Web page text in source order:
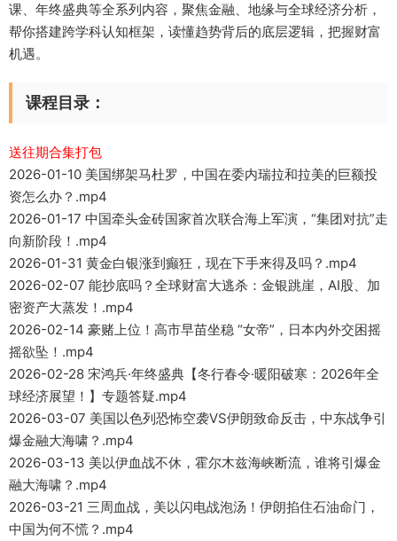
课、年终盛典等全系列内容，聚焦金融、地缘与全球经济分析，
帮你搭建跨学科认知框架，读懂趋势背后的底层逻辑，把握财富
机遇。
课程目录：
送往期合集打包
2026-01-10 美国绑架马杜罗，中国在委内瑞拉和拉美的巨额投
资怎么办？.mp4
2026-01-17 中国牵头金砖国家首次联合海上军演，“集团对抗”走
向新阶段！.mp4
2026-01-31 黄金白银涨到癫狂，现在下手来得及吗？.mp4
2026-02-07 能抄底吗？全球财富大逃杀：金银跳崖，AI股、加
密资产大蒸发！.mp4
2026-02-14 豪赌上位！高市早苗坐稳 “女帝”，日本内外交困摇
摇欲坠！.mp4
2026-02-28 宋鸿兵·年终盛典【冬行春令·暖阳破寒：2026年全
球经济展望！】专题答疑.mp4
2026-03-07 美国以色列恐怖空袭VS伊朗致命反击，中东战争引
爆金融大海啸？.mp4
2026-03-13 美以伊血战不休，霍尔木兹海峡断流，谁将引爆金
融大海啸？.mp4
2026-03-21 三周血战，美以闪电战泡汤！伊朗掐住石油命门，
中国为何不慌？.mp4